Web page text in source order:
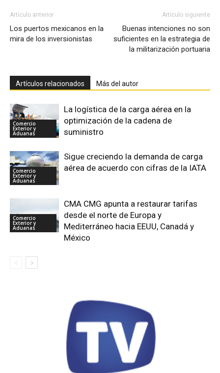
Artículo anterior
Los puertos mexicanos en la
mira de los inversionistas
Artículo siguiente
Buenas intenciones no son
suficientes en la estrategia de
la militarización portuaria
Artículos relacionados Más del autor
Comercio
Exterior y
Aduanas
La logística de la carga aérea en la
optimización de la cadena de
suministro
Comercio
Exterior y
Aduanas
Sigue creciendo la demanda de carga
aérea de acuerdo con cifras de la IATA
Comercio
Exterior y
Aduanas
CMA CMG apunta a restaurar tarifas
desde el norte de Europa y
Mediterráneo hacia EEUU, Canadá y
México